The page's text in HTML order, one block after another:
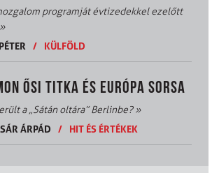
programját évtizedekkel ezelőtt
»
/ KÜLFÖLD
ŐSI TITKA ÉS EURÓPA SORSA
a „Sátán oltára” Berlinbe?»
ÁRPÁD
/ HIT ÉS ÉRTÉKEK